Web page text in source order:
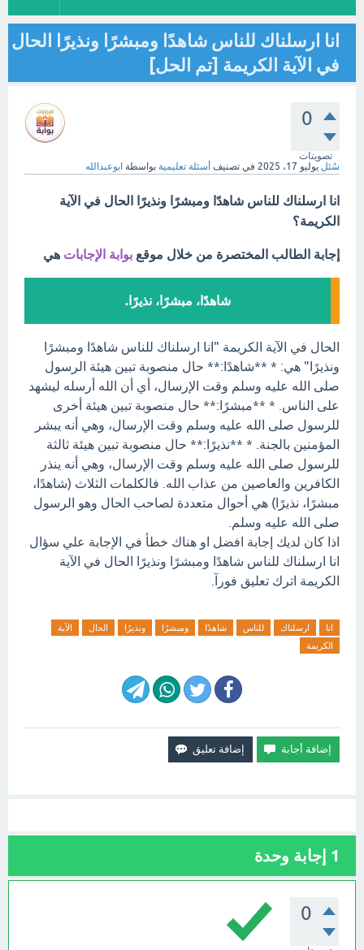
انا ارسلناك للناس شاهدًا ومبشرًا ونذيرًا الحال
في الآية الكريمة [تم الحل]
0
تصويتات
سُئل يوليو 17، 2025 في تصنيف أسئلة تعليمية بواسطة ابوعبدالله
انا ارسلناك للناس شاهدًا ومبشرًا ونذيرًا الحال في الآية
الكريمة؟
إجابة الطالب المختصرة من خلال موقع بوابة الإجابات هي
شاهدًا، مبشرًا، نذيرًا.
الحال في الآية الكريمة "انا ارسلناك للناس شاهدًا ومبشرًا
ونذيرًا" هي: * **شاهدًا:** حال منصوبة تبين هيئة الرسول
صلى الله عليه وسلم وقت الإرسال، أي أن الله أرسله ليشهد
على الناس. * **مبشرًا:** حال منصوبة تبين هيئة أخرى
للرسول صلى الله عليه وسلم وقت الإرسال، وهي أنه يبشر
المؤمنين بالجنة. * **نذيرًا:** حال منصوبة تبين هيئة ثالثة
للرسول صلى الله عليه وسلم وقت الإرسال، وهي أنه ينذر
الكافرين والعاصين من عذاب الله. فالكلمات الثلاث (شاهدًا،
مبشرًا، نذيرًا) هي أحوال متعددة لصاحب الحال وهو الرسول
صلى الله عليه وسلم.
اذا كان لديك إجابة افضل او هناك خطأ في الإجابة علي سؤال
انا ارسلناك للناس شاهدًا ومبشرًا ونذيرًا الحال في الآية
الكريمة اترك تعليق فورآ.
انا ارسلناك للناس شاهدًا ومبشرًا ونذيرًا الحال
الآية
الكريمة
1 إجابة وحدة
0